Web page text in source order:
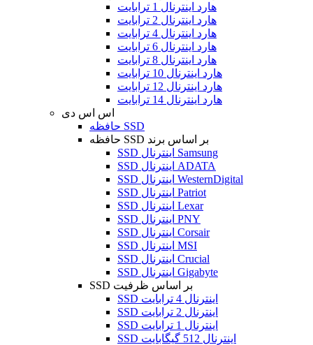
هارد اینترنال 1 ترابایت
هارد اینترنال 2 ترابایت
هارد اینترنال 4 ترابایت
هارد اینترنال 6 ترابایت
هارد اینترنال 8 ترابایت
هارد اینترنال 10 ترابایت
هارد اینترنال 12 ترابایت
هارد اینترنال 14 ترابایت
اس اس دی
حافظه SSD
حافظه SSD بر اساس برند
SSD اینترنال Samsung
SSD اینترنال ADATA
SSD اینترنال WesternDigital
SSD اینترنال Patriot
SSD اینترنال Lexar
SSD اینترنال PNY
SSD اینترنال Corsair
SSD اینترنال MSI
SSD اینترنال Crucial
SSD اینترنال Gigabyte
SSD بر اساس ظرفیت
SSD اینترنال 4 ترابایت
SSD اینترنال 2 ترابایت
SSD اینترنال 1 ترابایت
SSD اینترنال 512 گیگابایت